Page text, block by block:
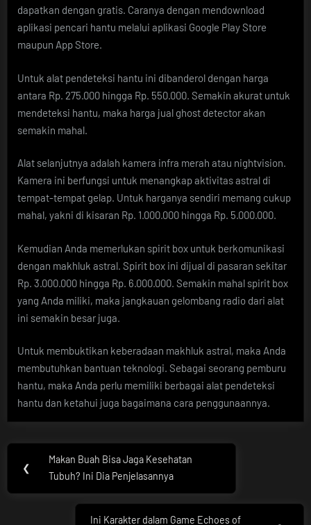
dapatkan dengan gratis. Caranya dengan mendownload
aplikasi pencari hantu melalui aplikasi Google Play Store
maupun App Store.
Untuk alat pendeteksi hantu ini dibanderol dengan harga
antara Rp. 275.000 hingga Rp. 550.000. Semakin akurat untuk
mendeteksi hantu, maka harga jual ghost detector akan
semakin mahal.
Alat selanjutnya adalah kamera infra merah atau nightvision.
Kamera ini berfungsi untuk menangkap aktivitas astral di
tempat-tempat gelap. Untuk harganya sendiri memang cukup
mahal, yakni di kisaran Rp. 1.000.000 hingga Rp. 5.000.000.
Kemudian Anda memerlukan spirit box untuk berkomunikasi
dengan makhluk astral. Spirit box ini dijual di pasaran sekitar
Rp. 3.000.000 hingga Rp. 6.000.000. Semakin mahal spirit box
yang Anda miliki, maka jangkauan gelombang radio dari alat
ini semakin besar juga.
Untuk membuktikan keberadaan makhluk astral, maka Anda
membutuhkan bantuan teknologi. Sebagai seorang pemburu
hantu, maka Anda perlu memiliki berbagai alat pendeteksi
hantu dan ketahui juga bagaimana cara penggunaannya.
Post
navigation
❮
Previous
Post:
Makan Buah Bisa Jaga Kesehatan
Tubuh? Ini Dia Penjelasannya
Ini Karakter dalam Game Echoes of